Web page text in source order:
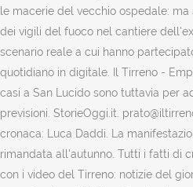
le macerie del vecchio ospedale:
dei vigili del fuoco nel cantiere
scenario reale a cui hanno
quotidiano in digitale. Il Tirreno -
casi a San Lucido sono tuttavia per
previsioni. StorieOggi.it.
cronaca: Luca Daddi. La
rimandata all'autunno. Tutti i fatti di
con i video del Tirreno: notizie del